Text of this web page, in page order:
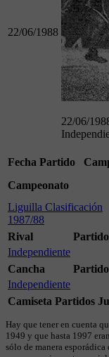
22/06/1988
22/06/
Fecha Partido
Campeonato
Liguilla Clasificación
1987/88
Rival
Independiente
Cancha
Independiente
Camiseta Partidos
Hay que tener en cuenta
1949 y que hasta 1997
sólo de manera